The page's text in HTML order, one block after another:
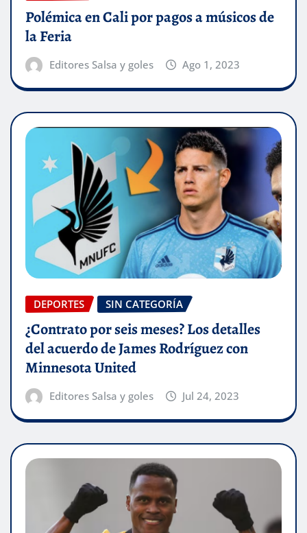
Polémica en Cali por pagos a músicos de
la Feria
Editores Salsa y goles Ago 1, 2023
DEPORTES SIN CATEGORÍA
¿Contrato por seis meses? Los detalles
del acuerdo de James Rodríguez con
Minnesota United
Editores Salsa y goles Jul 24, 2023